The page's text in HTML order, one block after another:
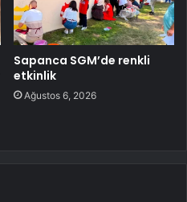
Sapanca SGM’de renkli
etkinlik
Ağustos 6, 2026